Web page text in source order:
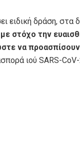
ειδική δράση, στα
με στόχο την
να
ιού SARS-